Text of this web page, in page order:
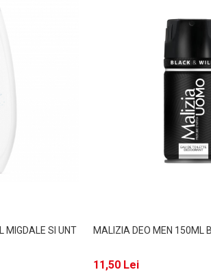
MIGDALE SI UNT
MALIZIA DEO MEN 150ML
11,50 Lei